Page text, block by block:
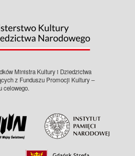
Ministra Kultury i Dziedzictwa
z Funduszu Promocji Kultury –
celowego.